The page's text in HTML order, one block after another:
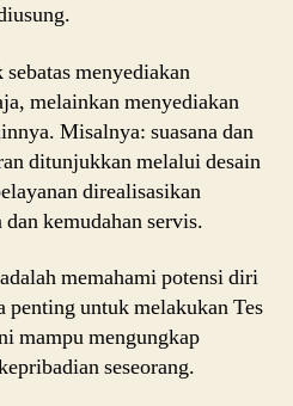
menyediakan
melainkan menyediakan
Misalnya: suasana dan
ditunjukkan melalui desain
direalisasikan
kemudahan servis.
memahami potensi diri
penting untuk melakukan Tes
mampu mengungkap
seseorang.